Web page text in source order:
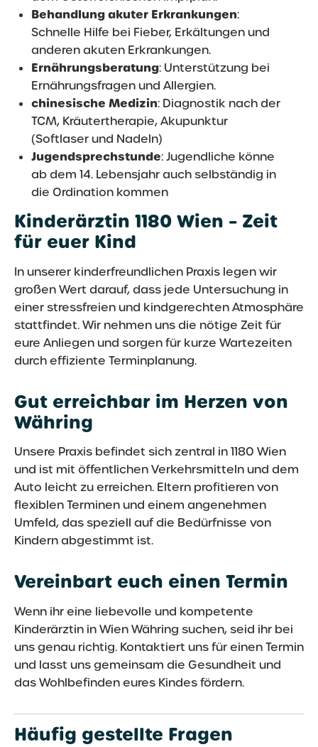
Behandlung akuter Erkrankungen:
Schnelle Hilfe bei Fieber, Erkältungen und
anderen akuten Erkrankungen.
Ernährungsberatung: Unterstützung bei
Ernährungsfragen und Allergien.
chinesische Medizin: Diagnostik nach der
TCM, Kräutertherapie, Akupunktur
(Softlaser und Nadeln)
Jugendsprechstunde: Jugendliche könne
ab dem 14. Lebensjahr auch selbständig in
die Ordination kommen
Kinderärztin 1180 Wien – Zeit
für euer Kind
In unserer kinderfreundlichen Praxis legen wir
großen Wert darauf, dass jede Untersuchung in
einer stressfreien und kindgerechten Atmosphäre
stattfindet. Wir nehmen uns die nötige Zeit für
eure Anliegen und sorgen für kurze Wartezeiten
durch effiziente Terminplanung.
Gut erreichbar im Herzen von
Währing
Unsere Praxis befindet sich zentral in 1180 Wien
und ist mit öffentlichen Verkehrsmitteln und dem
Auto leicht zu erreichen. Eltern profitieren von
flexiblen Terminen und einem angenehmen
Umfeld, das speziell auf die Bedürfnisse von
Kindern abgestimmt ist.
Vereinbart euch einen Termin
Wenn ihr eine liebevolle und kompetente
Kinderärztin in Wien Währing suchen, seid ihr bei
uns genau richtig. Kontaktiert uns für einen Termin
und lasst uns gemeinsam die Gesundheit und
das Wohlbefinden eures Kindes fördern.
Häufig gestellte Fragen